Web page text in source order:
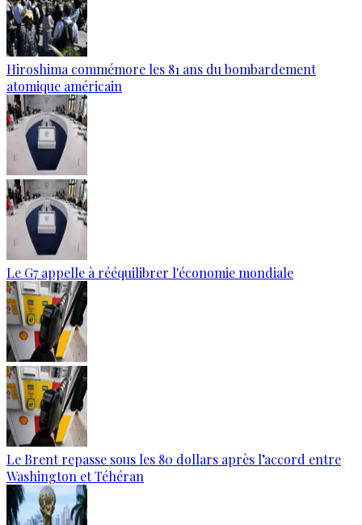
Hiroshima commémore les 81 ans du bombardement
atomique américain
Le G7 appelle à rééquilibrer l'économie mondiale
Le Brent repasse sous les 80 dollars après l’accord entre
Washington et Téhéran